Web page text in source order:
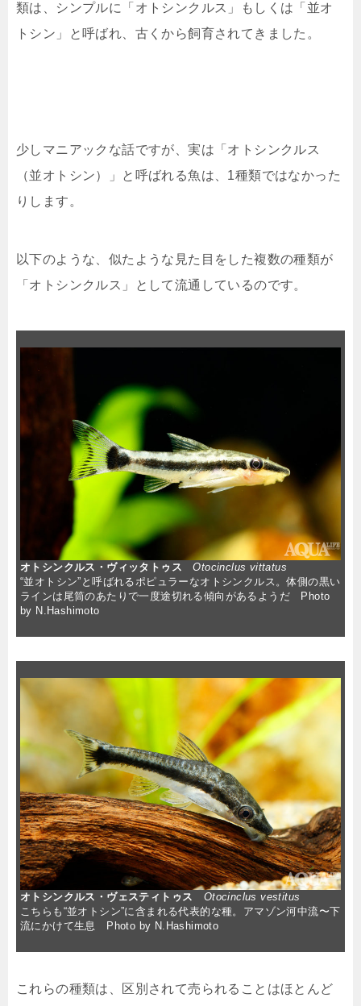
類は、シンプルに「オトシンクルス」もしくは「並オ
トシン」と呼ばれ、古くから飼育されてきました。
少しマニアックな話ですが、実は「オトシンクルス
（並オトシン）」と呼ばれる魚は、1種類ではなかった
りします。
以下のような、似たような見た目をした複数の種類が
「オトシンクルス」として流通しているのです。
オトシンクルス・ヴィッタトゥス
Otocinclus vittatus
“並オトシン”と呼ばれるポピュラーなオトシンクルス。体側の黒い
ラインは尾筒のあたりで一度途切れる傾向があるようだ Photo
by N.Hashimoto
オトシンクルス・ヴェスティトゥス
Otocinclus vestitus
こちらも“並オトシン”に含まれる代表的な種。アマゾン河中流〜下
流にかけて生息 Photo by N.Hashimoto
これらの種類は、区別されて売られることはほとんど